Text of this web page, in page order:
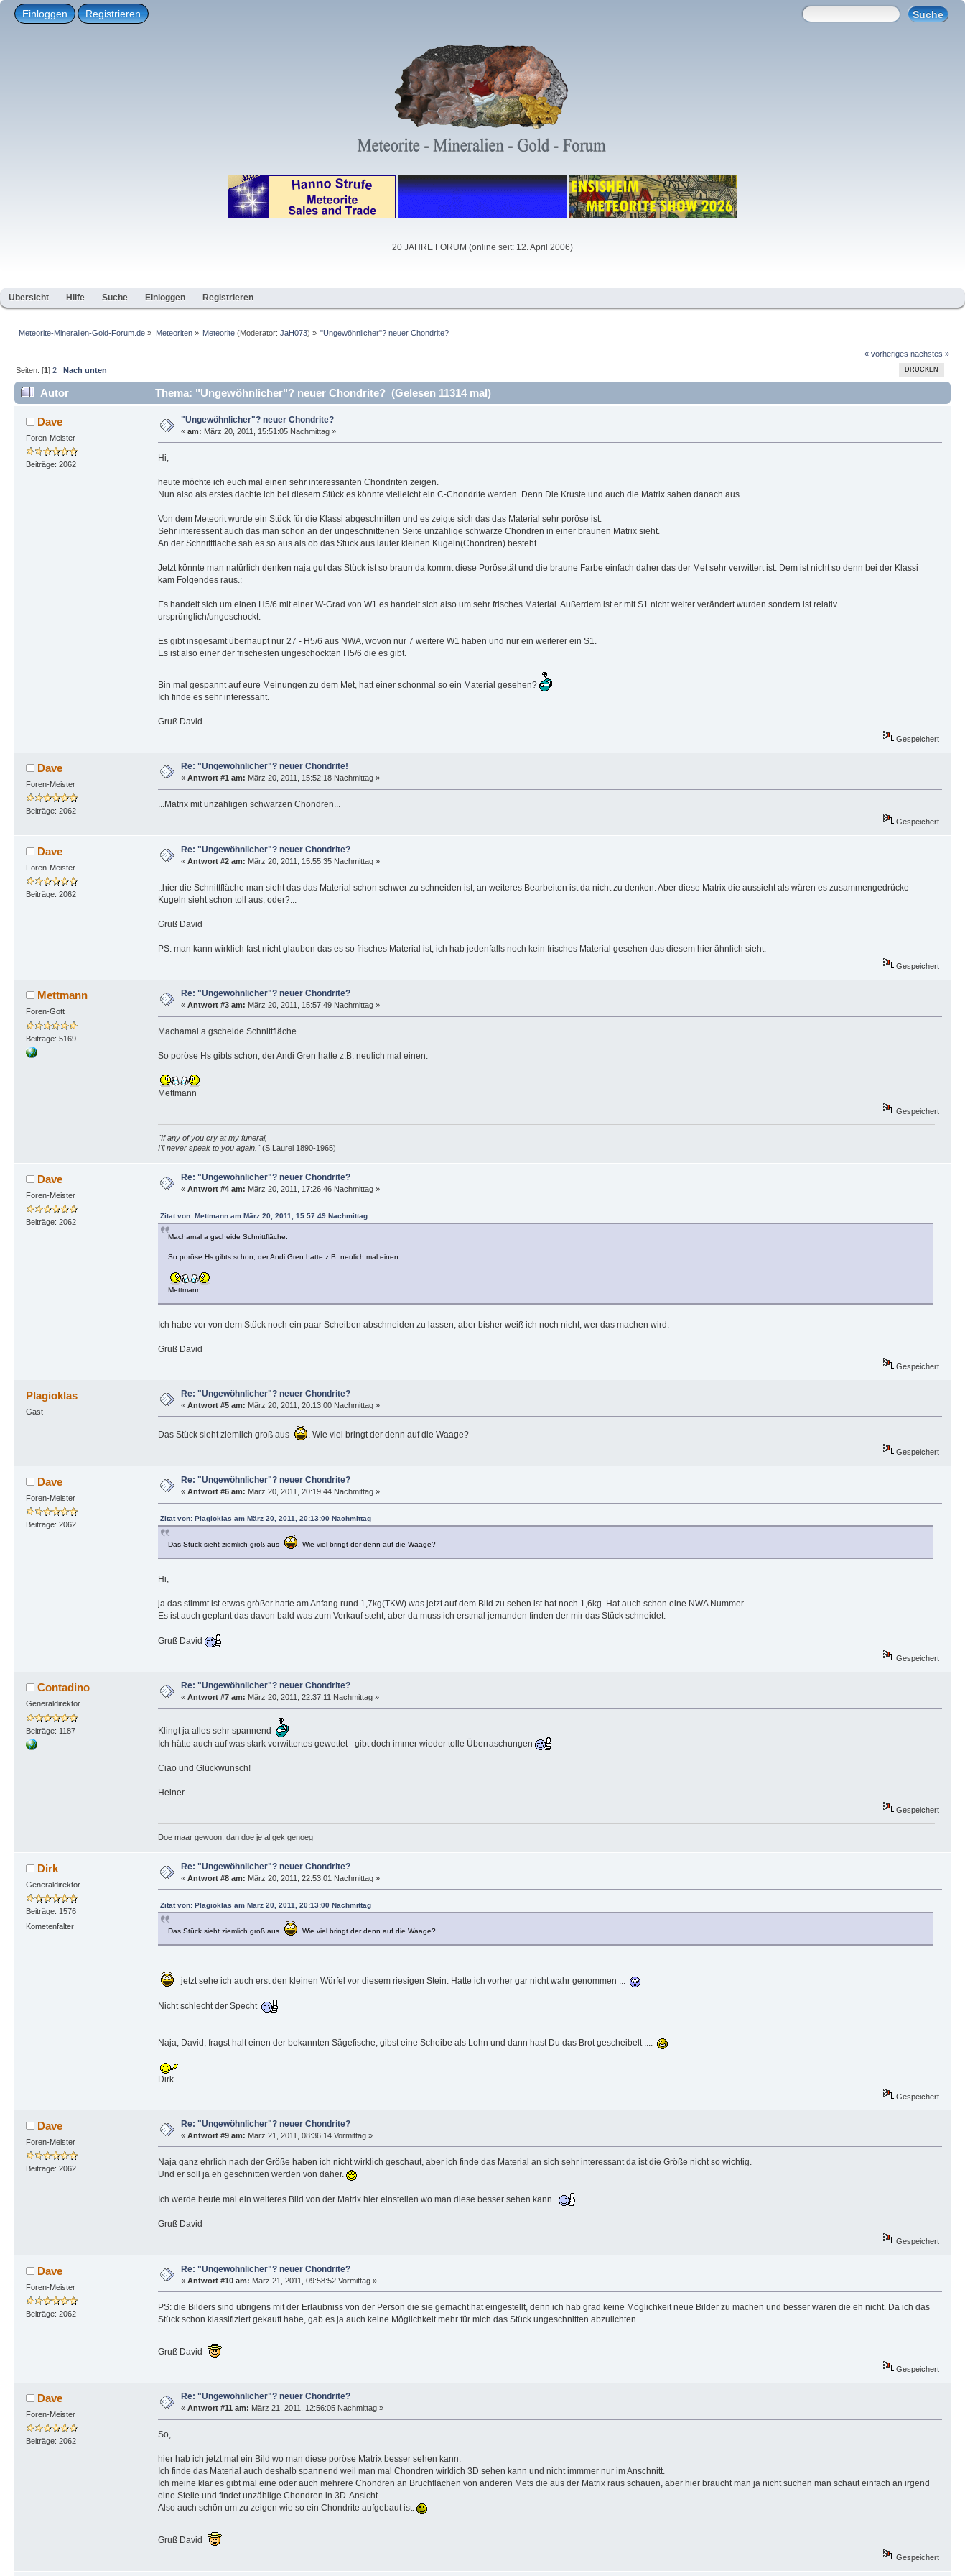
Einloggen Registrieren
20 JAHRE FORUM (online seit: 12. April 2006)
Übersicht Hilfe Suche Einloggen Registrieren
Meteorite-Mineralien-Gold-Forum.de » Meteoriten» Meteorite(Moderator: JaH073) » "Ungewöhnlicher"? neuer Chondrite?
« vorheriges nächstes »
DRUCKEN
Seiten: [1]2 Nach unten
Autor Thema: "Ungewöhnlicher"? neuer Chondrite? (Gelesen 11314 mal)
Dave
Foren-Meister
Beiträge: 2062
"Ungewöhnlicher"? neuer Chondrite?
« am: März 20, 2011, 15:51:05 Nachmittag »
Hi,
heute möchte ich euch mal einen sehr interessanten Chondriten zeigen.
Nun also als erstes dachte ich bei diesem Stück es könnte vielleicht ein C-Chondrite werden. Denn Die Kruste und auch die Matrix sahen danach aus.
Von dem Meteorit wurde ein Stück für die Klassi abgeschnitten und es zeigte sich das das Material sehr poröse ist.
Sehr interessent auch das man schon an der ungeschnittenen Seite unzählige schwarze Chondren in einer braunen Matrix sieht.
An der Schnittfläche sah es so aus als ob das Stück aus lauter kleinen Kugeln(Chondren) besteht.
Jetzt könnte man natürlich denken naja gut das Stück ist so braun da kommt diese Porösetät und die braune Farbe einfach daher das der Met sehr verwittert ist. Dem ist nicht so denn bei der Klassi
kam Folgendes raus.:
Es handelt sich um einen H5/6 mit einer W-Grad von W1 es handelt sich also um sehr frisches Material. Außerdem ist er mit S1 nicht weiter verändert wurden sondern ist relativ
ursprünglich/ungeschockt.
Es gibt insgesamt überhaupt nur 27 - H5/6 aus NWA, wovon nur 7 weitere W1 haben und nur ein weiterer ein S1.
Es ist also einer der frischesten ungeschockten H5/6 die es gibt.
Bin mal gespannt auf eure Meinungen zu dem Met, hatt einer schonmal so ein Material gesehen?
Ich finde es sehr interessant.
Gruß David
Gespeichert
Dave
Foren-Meister
Beiträge: 2062
Re: "Ungewöhnlicher"? neuer Chondrite!
« Antwort #1 am: März 20, 2011, 15:52:18 Nachmittag »
...Matrix mit unzähligen schwarzen Chondren...
Gespeichert
Dave
Foren-Meister
Beiträge: 2062
Re: "Ungewöhnlicher"? neuer Chondrite?
« Antwort #2 am: März 20, 2011, 15:55:35 Nachmittag »
..hier die Schnittfläche man sieht das das Material schon schwer zu schneiden ist, an weiteres Bearbeiten ist da nicht zu denken. Aber diese Matrix die aussieht als wären es zusammengedrücke
Kugeln sieht schon toll aus, oder?...
Gruß David
PS: man kann wirklich fast nicht glauben das es so frisches Material ist, ich hab jedenfalls noch kein frisches Material gesehen das diesem hier ähnlich sieht.
Gespeichert
Mettmann
Foren-Gott
Beiträge: 5169
Re: "Ungewöhnlicher"? neuer Chondrite?
« Antwort #3 am: März 20, 2011, 15:57:49 Nachmittag »
Machamal a gscheide Schnittfläche.
So poröse Hs gibts schon, der Andi Gren hatte z.B. neulich mal einen.
Mettmann
Gespeichert
"If any of you cry at my funeral,
I'll never speak to you again."(S.Laurel 1890-1965)
Dave
Foren-Meister
Beiträge: 2062
Re: "Ungewöhnlicher"? neuer Chondrite?
« Antwort #4 am: März 20, 2011, 17:26:46 Nachmittag »
Zitat von: Mettmann am März 20, 2011, 15:57:49 Nachmittag
Machamal a gscheide Schnittfläche.
So poröse Hs gibts schon, der Andi Gren hatte z.B. neulich mal einen.
Mettmann
Ich habe vor von dem Stück noch ein paar Scheiben abschneiden zu lassen, aber bisher weiß ich noch nicht, wer das machen wird.
Gruß David
Gespeichert
Plagioklas
Gast
Re: "Ungewöhnlicher"? neuer Chondrite?
« Antwort #5 am: März 20, 2011, 20:13:00 Nachmittag »
Das Stück sieht ziemlich groß aus . Wie viel bringt der denn auf die Waage?
Gespeichert
Dave
Foren-Meister
Beiträge: 2062
Re: "Ungewöhnlicher"? neuer Chondrite?
« Antwort #6 am: März 20, 2011, 20:19:44 Nachmittag »
Zitat von: Plagioklas am März 20, 2011, 20:13:00 Nachmittag
Das Stück sieht ziemlich groß aus . Wie viel bringt der denn auf die Waage?
Hi,
ja das stimmt ist etwas größer hatte am Anfang rund 1,7kg(TKW) was jetzt auf dem Bild zu sehen ist hat noch 1,6kg. Hat auch schon eine NWA Nummer.
Es ist auch geplant das davon bald was zum Verkauf steht, aber da muss ich erstmal jemanden finden der mir das Stück schneidet.
Gruß David
Gespeichert
Contadino
Generaldirektor
Beiträge: 1187
Re: "Ungewöhnlicher"? neuer Chondrite?
« Antwort #7 am: März 20, 2011, 22:37:11 Nachmittag »
Klingt ja alles sehr spannend
Ich hätte auch auf was stark verwittertes gewettet - gibt doch immer wieder tolle Überraschungen
Ciao und Glückwunsch!
Heiner
Gespeichert
Doe maar gewoon, dan doe je al gek genoeg
Dirk
Generaldirektor
Beiträge: 1576
Kometenfalter
Re: "Ungewöhnlicher"? neuer Chondrite?
« Antwort #8 am: März 20, 2011, 22:53:01 Nachmittag »
Zitat von: Plagioklas am März 20, 2011, 20:13:00 Nachmittag
Das Stück sieht ziemlich groß aus . Wie viel bringt der denn auf die Waage?
jetzt sehe ich auch erst den kleinen Würfel vor diesem riesigen Stein. Hatte ich vorher gar nicht wahr genommen ...
Nicht schlecht der Specht
Naja, David, fragst halt einen der bekannten Sägefische, gibst eine Scheibe als Lohn und dann hast Du das Brot gescheibelt ....
Dirk
Gespeichert
Dave
Foren-Meister
Beiträge: 2062
Re: "Ungewöhnlicher"? neuer Chondrite?
« Antwort #9 am: März 21, 2011, 08:36:14 Vormittag »
Naja ganz ehrlich nach der Größe haben ich nicht wirklich geschaut, aber ich finde das Material an sich sehr interessant da ist die Größe nicht so wichtig.
Und er soll ja eh geschnitten werden von daher.
Ich werde heute mal ein weiteres Bild von der Matrix hier einstellen wo man diese besser sehen kann.
Gruß David
Gespeichert
Dave
Foren-Meister
Beiträge: 2062
Re: "Ungewöhnlicher"? neuer Chondrite?
« Antwort #10 am: März 21, 2011, 09:58:52 Vormittag »
PS: die Bilders sind übrigens mit der Erlaubniss von der Person die sie gemacht hat eingestellt, denn ich hab grad keine Möglichkeit neue Bilder zu machen und besser wären die eh nicht. Da ich das
Stück schon klassifiziert gekauft habe, gab es ja auch keine Möglichkeit mehr für mich das Stück ungeschnitten abzulichten.
Gruß David
Gespeichert
Dave
Foren-Meister
Beiträge: 2062
Re: "Ungewöhnlicher"? neuer Chondrite?
« Antwort #11 am: März 21, 2011, 12:56:05 Nachmittag »
So,
hier hab ich jetzt mal ein Bild wo man diese poröse Matrix besser sehen kann.
Ich finde das Material auch deshalb spannend weil man mal Chondren wirklich 3D sehen kann und nicht immmer nur im Anschnitt.
Ich meine klar es gibt mal eine oder auch mehrere Chondren an Bruchflächen von anderen Mets die aus der Matrix raus schauen, aber hier braucht man ja nicht suchen man schaut einfach an irgend
eine Stelle und findet unzählige Chondren in 3D-Ansicht.
Also auch schön um zu zeigen wie so ein Chondrite aufgebaut ist.
Gruß David
Gespeichert